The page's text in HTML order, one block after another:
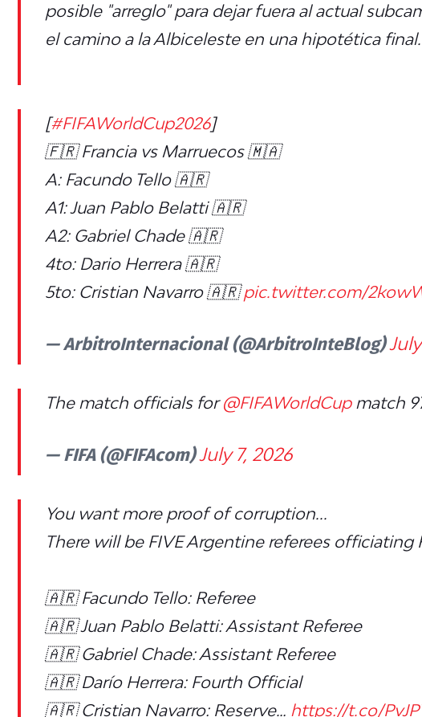
posible "arreglo" para dejar fuera al actual
el camino a la Albiceleste en una hipotética final.
[#FIFAWorldCup2026]
🇫🇷 Francia vs Marruecos 🇲🇦
A: Facundo Tello 🇦🇷
A1: Juan Pablo Belatti 🇦🇷
A2: Gabriel Chade 🇦🇷
4to: Dario Herrera 🇦🇷
5to: Cristian Navarro 🇦🇷pic.twitter.com/
— ArbitroInternacional (@ArbitroInteBlog)
The match officials for@FIFAWorldCupmatch
— FIFA (@FIFAcom)July 7, 2026
You want more proof of corruption...
There will be FIVE Argentine referees officiating
🇦🇷 Facundo Tello: Referee
🇦🇷 Juan Pablo Belatti: Assistant Referee
🇦🇷 Gabriel Chade: Assistant Referee
🇦🇷 Darío Herrera: Fourth Official
🇦🇷 Cristian Navarro: Reserve… https://t.co/